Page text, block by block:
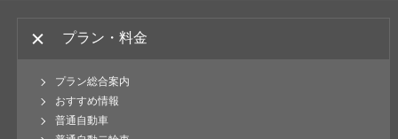
プラン・料金
プラン総合案内
おすすめ情報
普通自動車